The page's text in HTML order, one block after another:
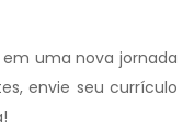
uma nova jornada
envie seu currículo